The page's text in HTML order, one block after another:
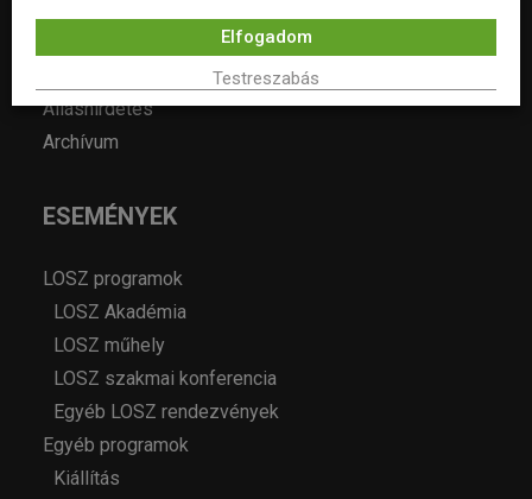
Év lakberendezője pályázatok
Álláshirdetés
Archívum
ESEMÉNYEK
LOSZ programok
LOSZ Akadémia
LOSZ műhely
LOSZ szakmai konferencia
Egyéb LOSZ rendezvények
Egyéb programok
Kiállítás
Testreszabás
Elfogadom